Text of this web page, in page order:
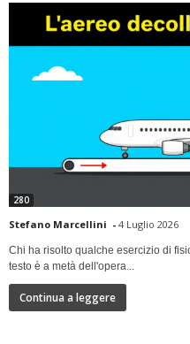
280
Stefano Marcellini - 4 Luglio 2026
Chi ha risolto qualche esercizio di
testo è a metà dell'opera...
Continua a leggere